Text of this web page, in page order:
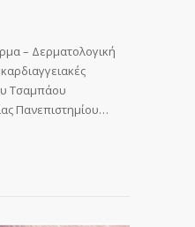
– Δερματολογική
Τσαμπάου
Πανεπιστημίου…